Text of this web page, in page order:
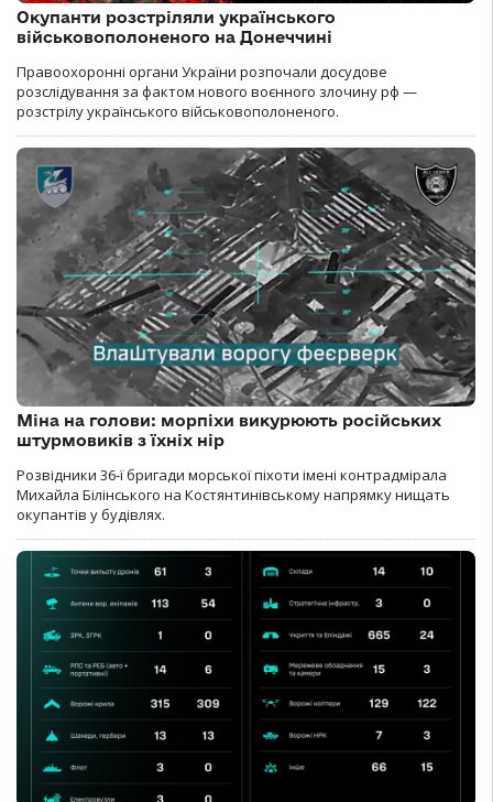
Окупанти розстріляли українського
військовополоненого на Донеччині
Правоохоронні органи України розпочали досудове
розслідування за фактом нового воєнного злочину рф —
розстрілу українського військовополоненого.
Міна на голови: морпіхи викурюють російських
штурмовиків з їхніх нір
Розвідники 36-ї бригади морської піхоти імені контрадмірала
Михайла Білінського на Костянтинівському напрямку нищать
окупантів у будівлях.